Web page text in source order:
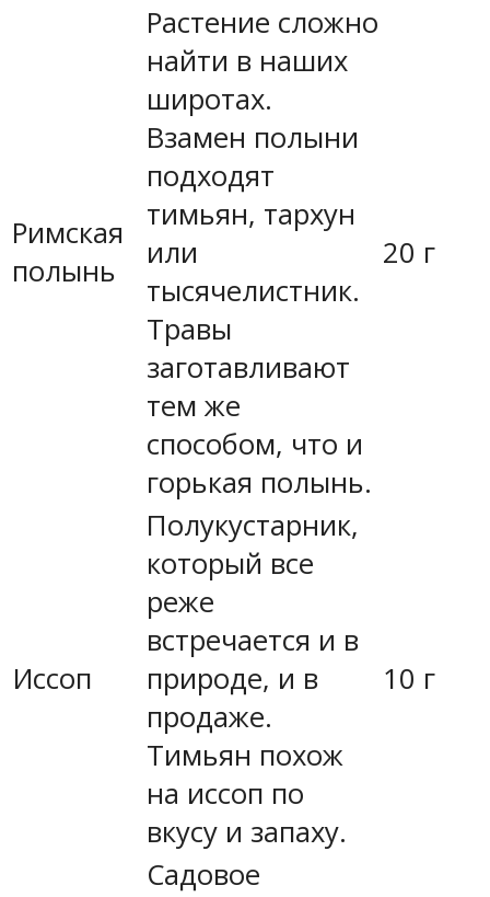
Римская
полынь
Растение сложно
найти в наших
широтах.
Взамен полыни
подходят
тимьян, тархун
или
тысячелистник.
Травы
заготавливают
тем же
способом, что и
горькая полынь.
20 г
Иссоп
Полукустарник,
который все
реже
встречается и в
природе, и в
продаже.
Тимьян похож
на иссоп по
вкусу и запаху.
10 г
Садовое